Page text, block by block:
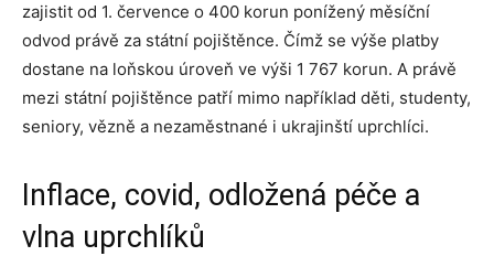
zajistit od 1. července o 400 korun ponížený měsíční
odvod právě za státní pojištěnce. Čímž se výše platby
dostane na loňskou úroveň ve výši 1 767 korun. A právě
mezi státní pojištěnce patří mimo například děti, studenty,
seniory, vězně a nezaměstnané i ukrajinští uprchlíci.
Inflace, covid, odložená péče a
vlna uprchlíků